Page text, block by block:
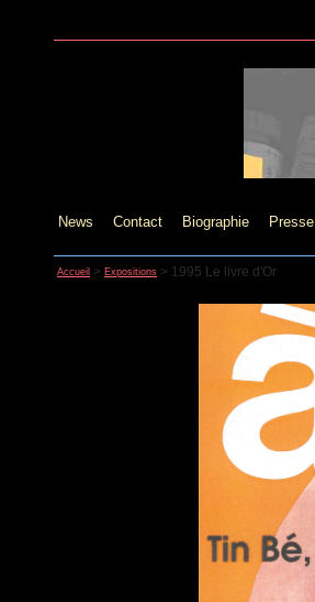
News Contact Biographie Presse
Accueil > Expositions > 1995 Le livre d'Or